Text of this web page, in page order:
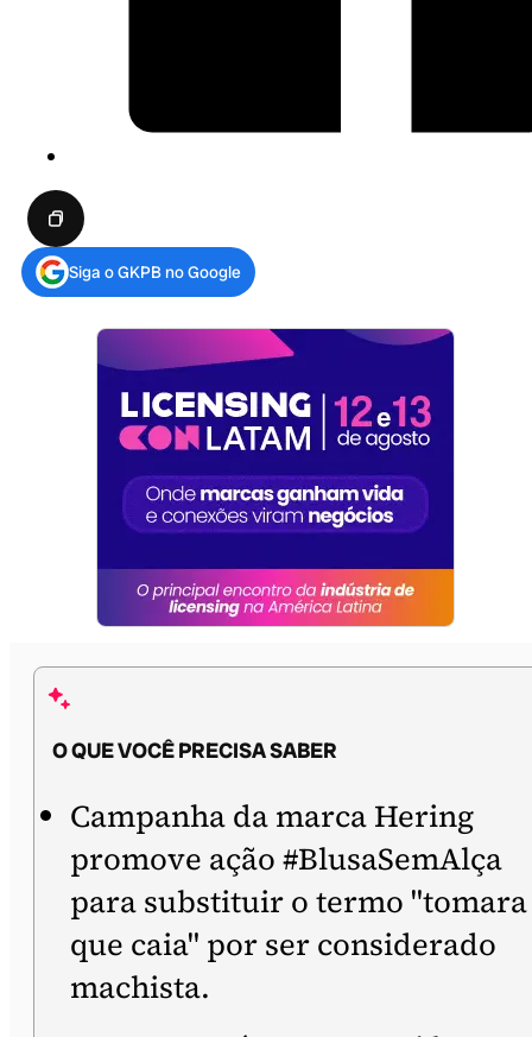
Siga o GKPB no Google
O QUE VOCÊ PRECISA SABER
Campanha da marca Hering
promove ação #BlusaSemAlça
para substituir o termo "tomara
que caia" por ser considerado
machista.